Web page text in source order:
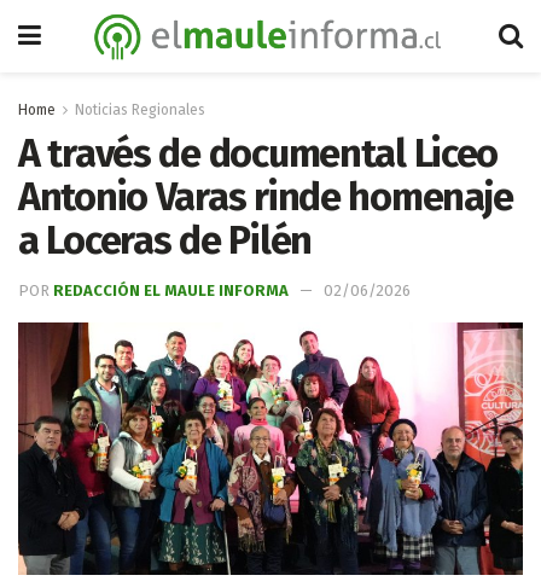
Home Noticias Regionales
A través de documental Liceo
Antonio Varas rinde homenaje
a Loceras de Pilén
POR REDACCIÓN EL MAULE INFORMA 02/06/2026